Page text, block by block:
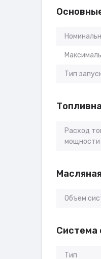
Тип
Расход
мощности
Объем
Система
Тип